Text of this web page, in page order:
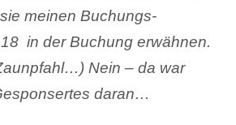
meinen Buchungs-
in der Buchung erwähnen.
Nein – da war
daran…